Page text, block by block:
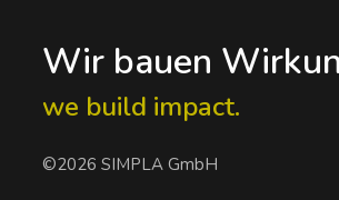
Wir bauen
we build impact.
©2026 SIMPLA GmbH